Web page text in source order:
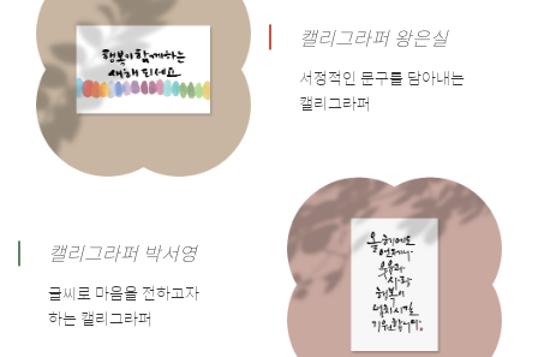
캘리그라퍼 왕은실
서정적인 문구를 담아내는
캘리그라퍼
캘리그라퍼 박서영
글씨로 마음을 전하고자
하는 캘리그라퍼